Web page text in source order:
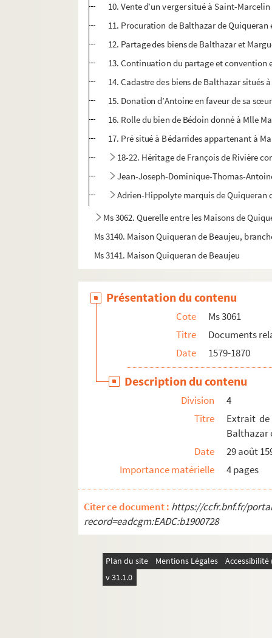
10. Vente d’un verger situé à Saint-
11. Procuration de Balthazar de
12. Partage des biens de Balthazar et
13. Continuation du partage et convention
14. Cadastre des biens de Balthazar situés
15. Donation d’Antoine en faveur de sa
16. Rolle du bien de Bédoin donné à Mlle
17. Pré situé à Bédarrides appartenant à
18-22. Héritage de François de Rivière
Jean-Joseph-Dominique-Thomas-
Adrien-Hippolyte marquis de Quiqueran
Ms 3062. Querelle entre les Maisons de
Ms 3140. Maison Quiqueran de Beaujeu,
Ms 3141. Maison Quiqueran de Beaujeu
Présentation du contenu
Cote
Ms 3061
Titre
Documents
Date
1579-1870
Description du contenu
Division
4
Titre
Extrait de
Balthazar
Date
29 août
Importance matérielle
4 pages
Citer ce document : https://ccfr.bnf.fr/
record=eadcgm:EADC:b1900728
Plan du site Mentions Légales
v 31.1.0